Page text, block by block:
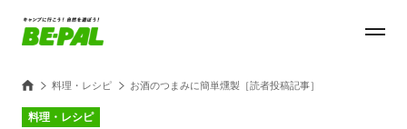
料理・レシピ お酒のつまみに簡単燻製［読者投稿記事］
料理・レシピ